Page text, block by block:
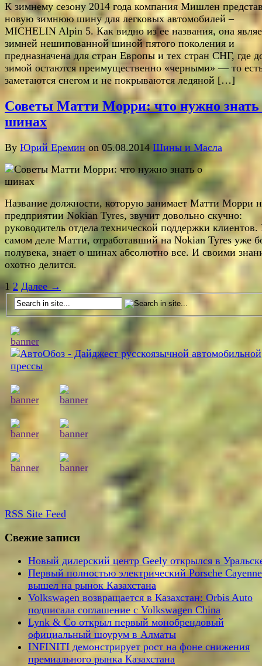
К зимнему сезону 2014 года компания Мишлен
новую зимнюю шину для легковых автомобилей –
MICHELIN Alpin 5. Как видно из ее названия, она
зимней нешипованной шиной пятого поколения и
предназначена для стран Европы и тех стран СНГ, где
зимой остаются преимущественно «черными» — то
заметаются снегом и не покрываются ледяной […]
Советы Матти Морри: что нужно знать
шинах
By Юрий Еремин on 05.08.2014 Шины и Масла
Название должности, которую занимает Матти Морри
предприятии Nokian Tyres, звучит довольно скучно:
руководитель отдела технической поддержки
самом деле Матти, отработавший на Nokian Tyres уже
полувека, знает о шинах абсолютно все. И своими
охотно делится.
1 2 Далее →
RSS Site Feed
Свежие записи
Новый дилерский центр Geely открылся в
Первый полностью электрический Porsche Cayenne
вышел на рынок Казахстана
Volkswagen возвращается в Казахстан: Orbis Auto
подписала соглашение с Volkswagen China
Lynk & Co открыл первый монобрендовый
официальный шоурум в Алматы
INFINITI демонстрирует рост на фоне снижения
премиального рынка Казахстана